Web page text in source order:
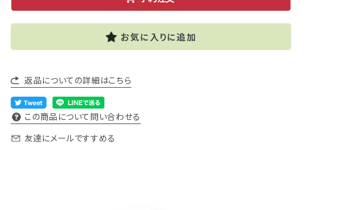
お気に入りに追加
返品についての詳細はこちら
この商品について問い合わせる
友達にメールですすめる